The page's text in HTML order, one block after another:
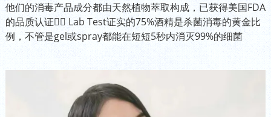
他们的消毒产品成分都由天然植物萃取构成，已获得美国FDA
的品质认证👍🏻 Lab Test证实的75%酒精是杀菌消毒的黄金比
例，不管是gel或spray都能在短短5秒内消灭99%的细菌